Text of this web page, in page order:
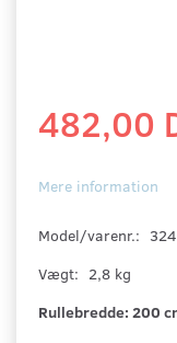
482,00
Mere information
Model/varenr.:
Vægt: 2,8 kg
Rullebredde: 200